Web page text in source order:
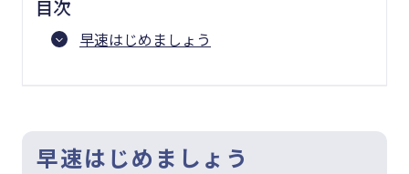
目次
早速はじめましょう
早速はじめましょう